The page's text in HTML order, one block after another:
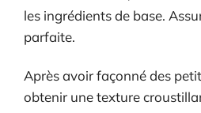
les ingrédients de base.
parfaite.
Après avoir façonné des
obtenir une texture